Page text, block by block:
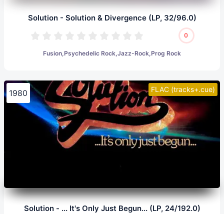
Solution - Solution & Divergence (LP, 32/96.0)
0
Fusion,Psychedelic Rock,Jazz-Rock,Prog Rock
FLAC (tracks+.cue)
1980
Solution - ... It's Only Just Begun... (LP, 24/192.0)